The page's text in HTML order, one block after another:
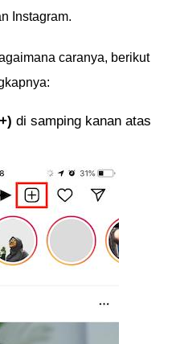
Instagram.
caranya, berikut
di samping kanan atas